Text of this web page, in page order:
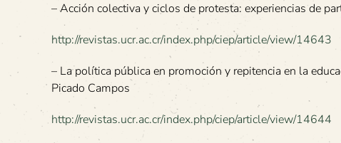
– Acción colectiva y ciclos de protesta: experiencias de
http://revistas.ucr.ac.cr/index.php/ciep/article/view/14643
– La política pública en promoción y repitencia en la
Picado Campos
http://revistas.ucr.ac.cr/index.php/ciep/article/view/14644